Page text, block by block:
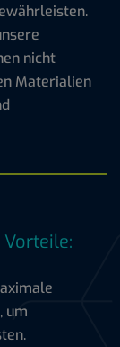
nicht
Materialien
um